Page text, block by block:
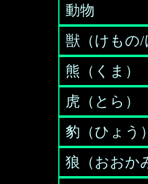
動物
獣（けもの/
熊（くま）
虎（とら）
豹（ひょう）
狼（おおか